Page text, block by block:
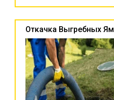
Откачка Выгребных Ям